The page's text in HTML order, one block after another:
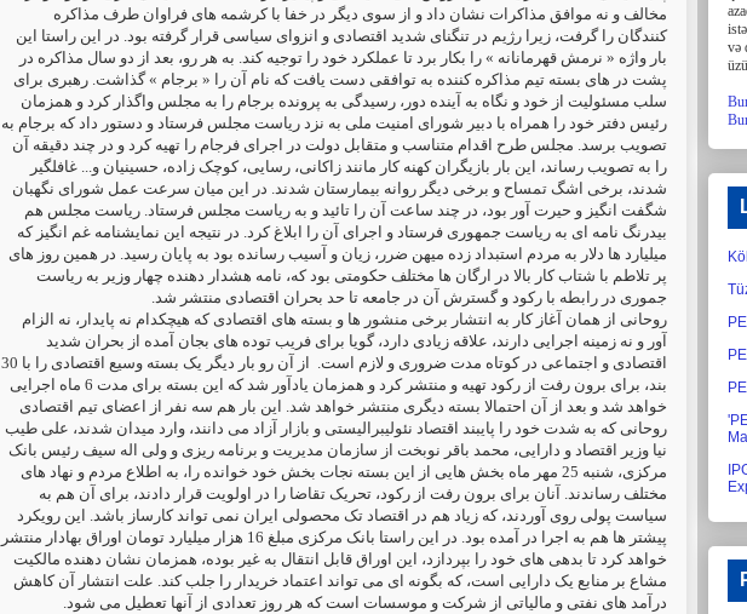
مخالف و نه موافق مذاکرات نشان داد و از سوی دیگر در خفا با کرشمه های فراوان طرف مذاکره
کنندگان را گرفت، زیرا رژیم در تنگنای شدید اقتصادی و انزوای سیاسی قرار گرفته بود. در این راستا این
بار واژه « نرمش قهرمانانه » را بکار برد تا عملکرد خود را توجیه کند. به هر رو، بعد از دو سال مذاکره در
پشت در های بسته تیم مذاکره کننده به توافقی دست یافت که نام آن را « برجام » گذاشت. رهبری برای
سلب مسئولیت از خود و نگاه به آینده دور، رسیدگی به پرونده برجام را به مجلس واگذار کرد و همزمان
رئیس دفتر خود را همراه با دبیر شورای امنیت ملی به نزد ریاست مجلس فرستاد و دستور داد که برجام به
تصویب برسد. مجلس طرح اقدام متناسب و متقابل دولت در اجرای فرجام را تهیه کرد و در چند دقیقه آن
را به تصویب رساند، این بار بازیگران کهنه کار مانند زاکانی، رسایی، کوچک زاده، حسینیان و... غافلگیر
شدند، برخی اشگ تمساح و برخی دیگر روانه بیمارستان شدند. در این میان سرعت عمل شورای نگهبان
شگفت انگیز و حیرت آور بود، در چند ساعت آن را تائید و به ریاست مجلس فرستاد. ریاست مجلس هم
بیدرنگ نامه ای به ریاست جمهوری فرستاد و اجرای آن را ابلاغ کرد. در نتیجه این نمایشنامه غم انگیز که
میلیارد ها دلار به مردم استبداد زده میهن ضرر، زیان و آسیب رسانده بود به پایان رسید. در همین روز های
پر تلاطم با شتاب کار بالا در ارگان ها مختلف حکومتی بود که، نامه هشدار دهنده چهار وزیر به ریاست
جموری در رابطه با رکود و گسترش آن در جامعه تا حد بحران اقتصادی منتشر شد.
روحانی از همان آغاز کار به انتشار برخی منشور ها و بسته های اقتصادی که هیچکدام نه پایدار، نه الزام
آور و نه زمینه اجرایی دارند، علاقه زیادی دارد، گویا برای فریب توده های بجان آمده از بحران شدید
اقتصادی و اجتماعی در کوتاه مدت ضروری و لازم است.
از آن رو بار دیگر یک بسته وسیع اقتصادی را با 30
بند، برای برون رفت از رکود تهیه و منتشر کرد و همزمان یادآور شد که این بسته برای مدت 6 ماه اجرایی
خواهد شد و بعد از آن احتمالا بسته دیگری منتشر خواهد شد. این بار هم سه نفر از اعضای تیم اقتصادی
روحانی که به شدت خود را پایبند اقتصاد نئولیبرالیستی و بازار آزاد می دانند، وارد میدان شدند، علی طیب
نیا وزیر اقتصاد و دارایی، محمد باقر نوبخت از سازمان مدیریت و برنامه ریزی و ولی اله سیف رئیس بانک
مرکزی، شنبه 25 مهر ماه بخش هایی از این بسته نجات بخش خود خوانده را، به اطلاع مردم و نهاد های
مختلف رساندند. آنان برای برون رفت از رکود، تحریک تقاضا را در اولویت قرار دادند، برای آن هم به
سیاست پولی روی آوردند، که زیاد هم در اقتصاد تک محصولی ایران نمی تواند کارساز باشد. این رویکرد
پیشتر ها هم به اجرا در آمده بود. در این راستا بانک مرکزی مبلغ 16 هزار میلیارد تومان اوراق بهادار منتشر
خواهد کرد تا بدهی های خود را بپردازد، این اوراق قابل انتقال به غیر بوده، همزمان نشان دهنده مالکیت
مشاع بر منابع یک دارایی است، که بگونه ای می تواند اعتماد خریدار را جلب کند. علت انتشار آن کاهش
درآمد های نفتی و مالیاتی از شرکت و موسسات است که هر روز تعدادی از آنها تعطیل می شود.
və